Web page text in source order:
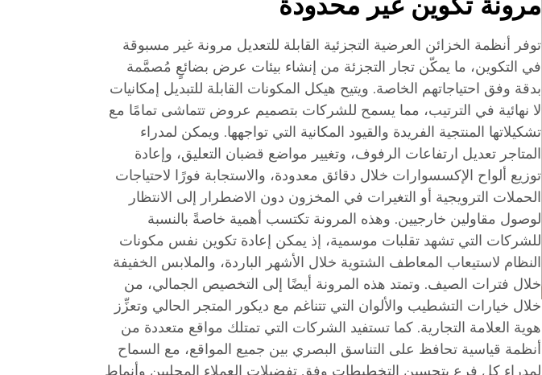
توفر أنظمة الخزائن العرضية التجزئية القابلة للتعديل مرونة غير مسبوقة
في التكوين، ما يمكّن تجار التجزئة من إنشاء بيئات عرض بضائعٍ مُصمَّمة
بدقة وفق احتياجاتهم الخاصة. ويتيح هيكل المكونات القابلة للتبديل إمكانيات
لا نهائية في الترتيب، مما يسمح للشركات بتصميم عروض تتماشى تمامًا مع
تشكيلاتها المنتجية الفريدة والقيود المكانية التي تواجهها. ويمكن لمدراء
المتاجر تعديل ارتفاعات الرفوف، وتغيير مواضع قضبان التعليق، وإعادة
توزيع ألواح الإكسسوارات خلال دقائق معدودة، والاستجابة فورًا لاحتياجات
الحملات الترويجية أو التغيرات في المخزون دون الاضطرار إلى الانتظار
لوصول مقاولين خارجيين. وهذه المرونة تكتسب أهمية خاصةً بالنسبة
للشركات التي تشهد تقلبات موسمية، إذ يمكن إعادة تكوين نفس مكونات
النظام لاستيعاب المعاطف الشتوية خلال الأشهر الباردة، والملابس الخفيفة
خلال فترات الصيف. وتمتد هذه المرونة أيضًا إلى التخصيص الجمالي، من
خلال خيارات التشطيب والألوان التي تتناغم مع ديكور المتجر الحالي وتعزِّز
هوية العلامة التجارية. كما تستفيد الشركات التي تمتلك مواقع متعددة من
أنظمة قياسية تحافظ على التناسق البصري بين جميع المواقع، مع السماح
لمدراء كل فرع بتحسين التخطيطات وفق تفضيلات العملاء المحليين وأنماط